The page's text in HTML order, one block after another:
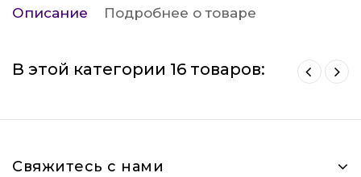
Описание Подробнее о товаре
В этой категории 16 товаров:
Свяжитесь с нами